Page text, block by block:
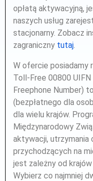
opłatą aktywacyjną,
naszych usług
stacjonarny. Zobacz
zagraniczny tutaj.
W ofercie posiadamy
Toll-Free 00800
Freephone Number)
(bezpłatnego dla
dla wielu krajów.
Międzynarodowy
aktywacji, utrzymania
przychodzących na
jest zależny od
Wybierz co najmniej